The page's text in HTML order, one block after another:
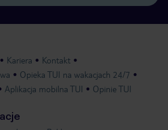
Kariera
Kontakt
Opieka TUI na wakacjach 24/7
Aplikacja mobilna TUI Opinie TUI